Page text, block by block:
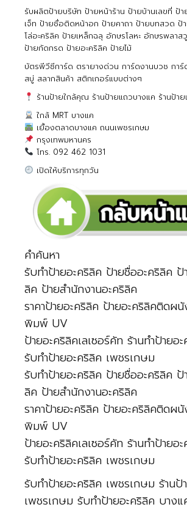
รับผลิตป้ายบริษัท ป้ายหน้าร้าน ป้ายบ้านเลขที่ ป้
เจ็ท ป้ายชื่อติดหน้าอก ป้ายคาถา ป้ายบทสวด
โล่อะคริลิค ป้ายเหล็กฉลุ อักษรโลหะ อักษรพลาส
ป้ายกัดกรด ป้ายอะคริลิค ป้ายไม้
บัตรพีวีซีการ์ด ตรายางด่วน การ์ดงานบวช การ์
สบู่ สลากสินค้า สติกเกอร์แบบต่างๆ
ร้านป้ายใกล้คุณ ร้านป้ายแถวบางแค ร้านป้าย
ใกล้ MRT บางแค
เยื้องตลาดบางแค ถนนเพชรเกษม
กรุงเทพมหานคร
โทร. 092 462 1031
เปิดให้บริการทุกวัน
คำค้นหา
รับทำป้ายอะคริลิค ป้ายชื่ออะคริลิค
ลิค ป้ายสำนักงานอะคริลิค
ราคาป้ายอะคริลิค ป้ายอะคริลิคติดผ
พิมพ์ UV
ป้ายอะคริลิคเลเซอร์คัท ร้านทำป้ายอ
รับทำป้ายอะคริลิค เพชรเกษม
รับทำป้ายอะคริลิค ป้ายชื่ออะคริลิค
ลิค ป้ายสำนักงานอะคริลิค
ราคาป้ายอะคริลิค ป้ายอะคริลิคติดผ
พิมพ์ UV
ป้ายอะคริลิคเลเซอร์คัท ร้านทำป้ายอ
รับทำป้ายอะคริลิค เพชรเกษม
รับทำป้ายอะคริลิค เพชรเกษม ร้านป้
เพชรเกษม รับทำป้ายอะคริลิค บาง